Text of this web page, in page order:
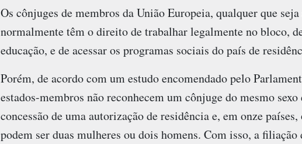
Os cônjuges de membros da União Europeia, qualquer que
normalmente têm o direito de trabalhar legalmente no bloco,
educação, e de acessar os programas sociais do país de
Porém, de acordo com um estudo encomendado pelo
estados-membros não reconhecem um cônjuge do mesmo
concessão de uma autorização de residência e, em onze
podem ser duas mulheres ou dois homens. Com isso, a filiação